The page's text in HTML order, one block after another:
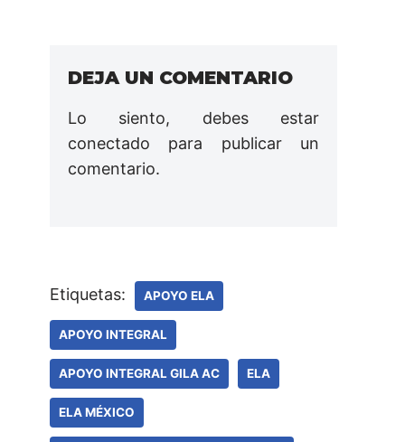
DEJA UN COMENTARIO
Lo siento, debes estar
conectado para publicar un
comentario.
Etiquetas: APOYO ELA
APOYO INTEGRAL
APOYO INTEGRAL GILA AC ELA
ELA MÉXICO